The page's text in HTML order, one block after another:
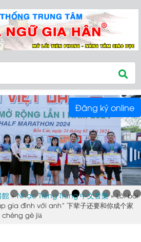
館»Nhạc Tiếng Trung 中文音樂»Lời bài
gia đình với anh” 下辈子还要和你成个家
gè jiā
Đăng ký online